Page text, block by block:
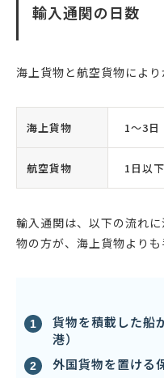
輸入通関の日数
海上貨物と航空貨物により
海上貨物 1〜3日
航空貨物 1日以下
輸入通関は、以下の流れ
物の方が、海上貨物よりも
貨物を積載した船
港）
外国貨物を置ける